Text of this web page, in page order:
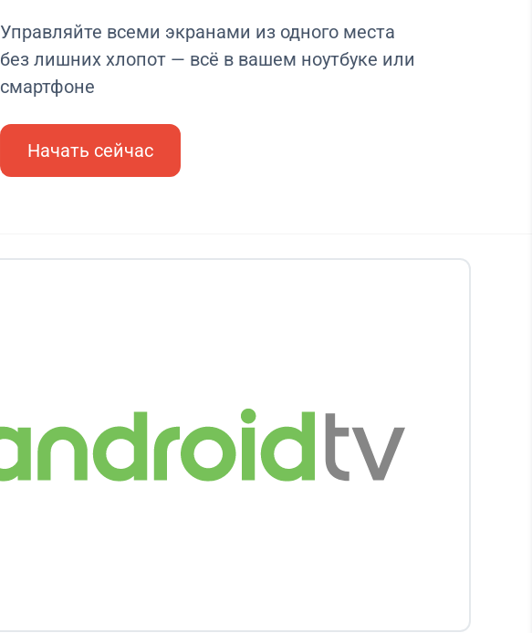
Управляйте всеми экранами из одного места
без лишних хлопот — всё в вашем ноутбуке или
смартфоне
Начать сейчас